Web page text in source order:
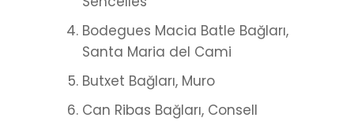
Bodegues Macia Batle Bağları,
Santa Maria del Cami
Butxet Bağları, Muro
Can Ribas Bağları, Consell